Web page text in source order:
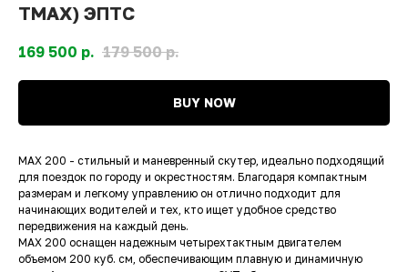
TMAX) ЭПТС
169 500 р. 179 500 р.
BUY NOW
MAX 200 - стильный и маневренный скутер, идеально подходящий
для поездок по городу и окрестностям. Благодаря компактным
размерам и легкому управлению он отлично подходит для
начинающих водителей и тех, кто ищет удобное средство
передвижения на каждый день.
MAX 200 оснащен надежным четырехтактным двигателем
объемом 200 куб. см, обеспечивающим плавную и динамичную